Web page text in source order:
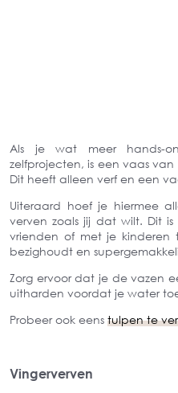
Als je wat meer hands-
zelfprojecten, is een vaas
Dit heeft alleen verf en een
Uiteraard hoef je hiermee
verven zoals jij dat wilt. Dit
vrienden of met je
bezighoudt en
Zorg ervoor dat je de vazen
uitharden voordat je water
Probeer ook eens tulpen te
Vingerverven